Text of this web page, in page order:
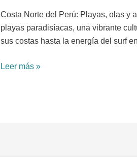
Costa Norte del Perú: Playas, olas y
playas paradisíacas, una vibrante
sus costas hasta la energía del surf
Leer más »